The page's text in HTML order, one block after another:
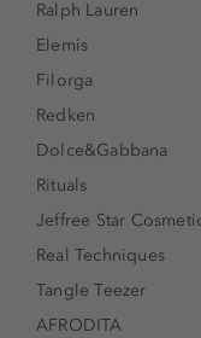
Ralph Lauren
Elemis
Filorga
Redken
Dolce&Gabbana
Rituals
Jeffree Star
Real Techniques
Tangle Teezer
AFRODITA